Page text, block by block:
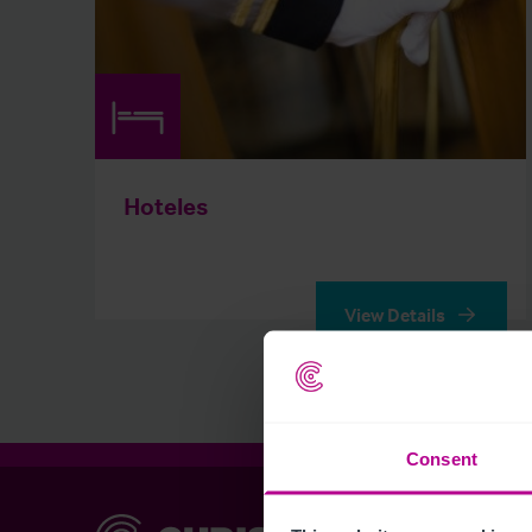
Consent
Hoteles
View Details
Christie & Co